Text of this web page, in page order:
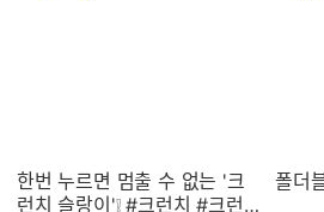
한번 누르면 멈출 수 없는 '크
런치 슬랑이'❕ #크런치 #크런
폴더